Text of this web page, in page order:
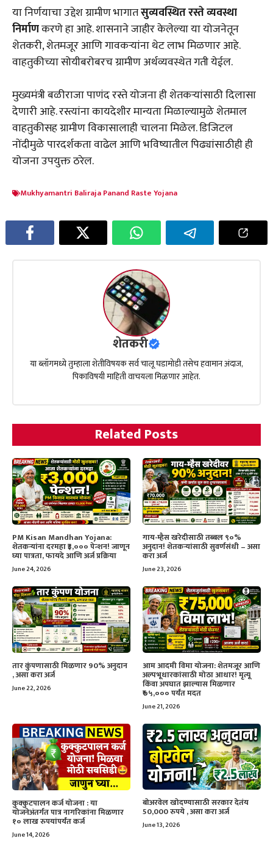
या निर्णयाचा उद्देश ग्रामीण भागातसुव्यवस्थित रस्ते व्यवस्था
निर्माणकरणे हा आहे. शासनाने जाहीर केलेल्या या योजनेतून
शेतकरी, शेतमजूर आणि गावकऱ्यांना थेट लाभ मिळणार आहे.
वाहतुकीच्या सोयीबरोबरच ग्रामीण अर्थव्यवस्थेत गती येईल.
मुख्यमंत्री बळीराजा पाणंद रस्ते योजना ही शेतकऱ्यांसाठी दिलासा
देणारी आहे. रस्त्यांना कायदेशीर मान्यता मिळाल्यामुळे शेतमाल
वाहतुकीसह ग्रामीण विकासालाही चालना मिळेल. डिजिटल
नोंदीमुळे पारदर्शकता वाढेल आणि भविष्यातील पिढ्यांसाठीही ही
योजना उपयुक्त ठरेल.
Mukhyamantri Baliraja Panand Raste Yojana
शेतकरी
या ब्लॉगमध्ये तुम्हाला शेतीविषयक सर्व चालू घडामोडी तसेच हवामान अंदाज,
पिकाविषयी माहिती वाचयला मिळणार आहेत.
Related Posts
PM Kisan Mandhan Yojana:
शेतकऱ्यांना दरमहा ₹३,००० पेन्शन! जाणून
घ्या पात्रता, फायदे आणि अर्ज प्रक्रिया
June 24, 2026
गाय-म्हैस खरेदीसाठी तब्बल ९०%
अनुदान! शेतकऱ्यांसाठी सुवर्णसंधी – असा
करा अर्ज
June 23, 2026
तार कुंपणासाठी मिळणार 90% अनुदान
, असा करा अर्ज
June 22, 2026
आम आदमी विमा योजना: शेतमजूर आणि
अल्पभूधारकांसाठी मोठा आधार! मृत्यू
किंवा अपघात झाल्यास मिळणार
₹७५,००० पर्यंत मदत
June 21, 2026
कुक्कुटपालन कर्ज योजना : या
योजनेअंतर्गत पात्र नागरिकांना मिळणार
१० लाख रुपयांपर्यंत कर्ज
June 14, 2026
बोअरवेल खोदण्यासाठी सरकार देतंय
50,000 रुपये , असा करा अर्ज
June 13, 2026